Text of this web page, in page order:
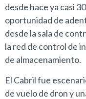
desde hace ya casi
oportunidad de
desde la sala de
la red de control de
de almacenamiento.
El Cabril fue
de vuelo de dron y